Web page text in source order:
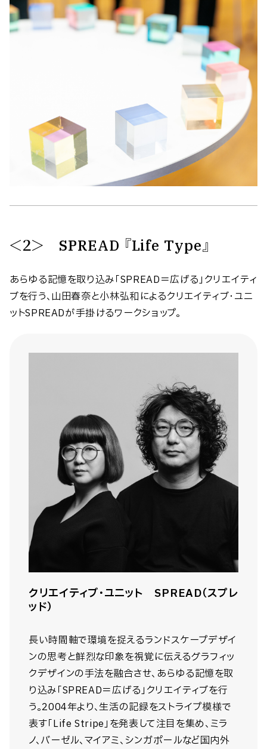
＜２＞ SPREAD 『Life Type』
あらゆる記憶を取り込み「SPREAD＝広げる」クリエイティ
ブを行う、山田春奈と小林弘和によるクリエイティブ・ユニ
ットSPREADが手掛けるワークショップ。
クリエイティブ・ユニット SPREAD（スプレ
ッド）
長い時間軸で環境を捉えるランドスケープデザイ
ンの思考と鮮烈な印象を視覚に伝えるグラフィッ
クデザインの手法を融合させ、あらゆる記憶を取
り込み「SPREAD＝広げる」クリエイティブを行
う。2004年より、生活の記録をストライプ模様で
表す「Life Stripe」を発表して注目を集め、ミラ
ノ、バーゼル、マイアミ、シンガポールなど国内外